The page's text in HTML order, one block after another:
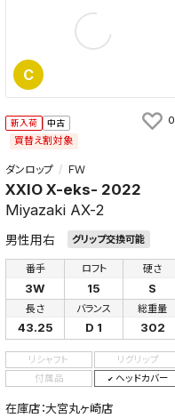
C
新入荷 中古
買替え割対象
ダンロップ ＦＷ
XXIO X-eks- 2022
Miyazaki AX-2
男性用右 グリップ交換可能
番手
3W
ロフト
15
硬さ
S
長さ
43.25
バランス
D 1
総重量
302
リシャフト
リグリップ
付属品
ヘッドカバー
在庫店：大宮丸ヶ崎店
0